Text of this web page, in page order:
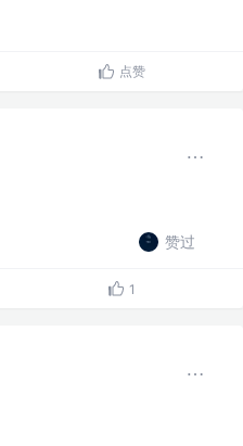
点赞
赞过
1